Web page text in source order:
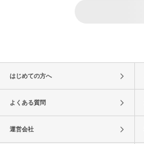
はじめての方へ
よくある質問
運営会社